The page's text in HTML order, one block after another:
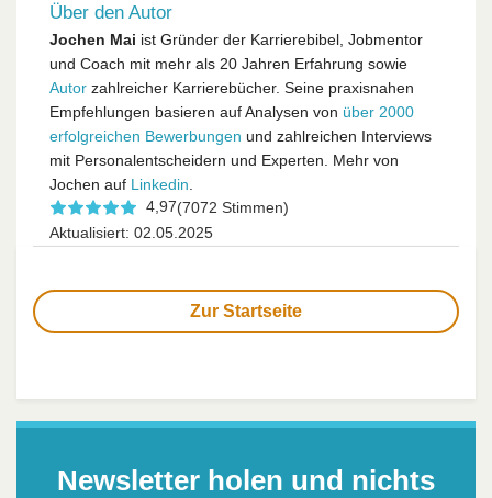
Über den Autor
Jochen Mai ist Gründer der Karrierebibel, Jobmentor
und Coach mit mehr als 20 Jahren Erfahrung sowie
Autor zahlreicher Karrierebücher. Seine praxisnahen
Empfehlungen basieren auf Analysen von über 2000
erfolgreichen Bewerbungen und zahlreichen Interviews
mit Personalentscheidern und Experten. Mehr von
Jochen auf Linkedin
4,97(7072 Stimmen)
Aktualisiert: 02.05.2025
Zur Startseite
Newsletter holen und nichts